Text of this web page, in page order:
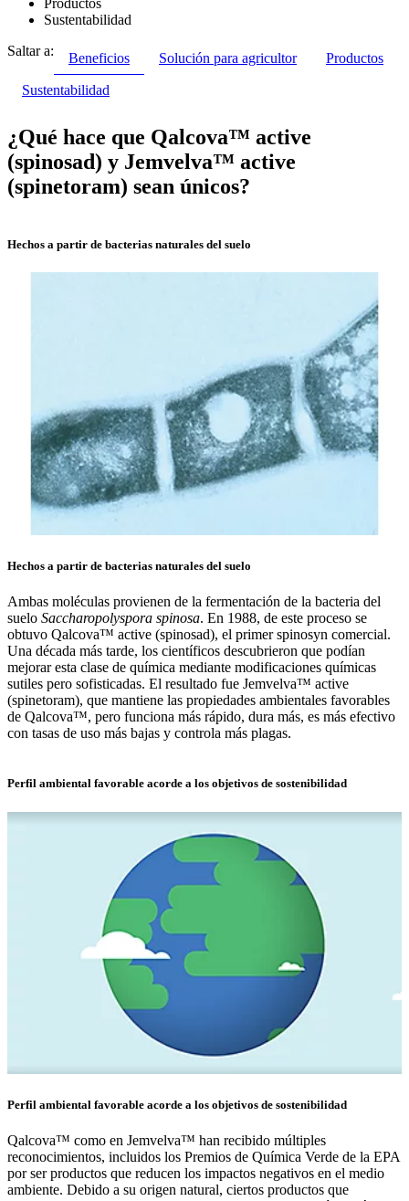
Productos
Sustentabilidad
Saltar a:
Beneficios Solución para agricultor Productos
Sustentabilidad
¿Qué hace que Qalcova™ active
(spinosad) y Jemvelva™ active
(spinetoram) sean únicos?
Hechos a partir de bacterias naturales del suelo
Hechos a partir de bacterias naturales del suelo
Ambas moléculas provienen de la fermentación de la bacteria del
suelo Saccharopolyspora spinosa. En 1988, de este proceso se
obtuvo Qalcova™ active (spinosad), el primer spinosyn comercial.
Una década más tarde, los científicos descubrieron que podían
mejorar esta clase de química mediante modificaciones químicas
sutiles pero sofisticadas. El resultado fue Jemvelva™ active
(spinetoram), que mantiene las propiedades ambientales favorables
de Qalcova™, pero funciona más rápido, dura más, es más efectivo
con tasas de uso más bajas y controla más plagas.
Perfil ambiental favorable acorde a los objetivos de sostenibilidad
Perfil ambiental favorable acorde a los objetivos de sostenibilidad
Qalcova™ como en Jemvelva™ han recibido múltiples
reconocimientos, incluidos los Premios de Química Verde de la EPA
por ser productos que reducen los impactos negativos en el medio
ambiente. Debido a su origen natural, ciertos productos que